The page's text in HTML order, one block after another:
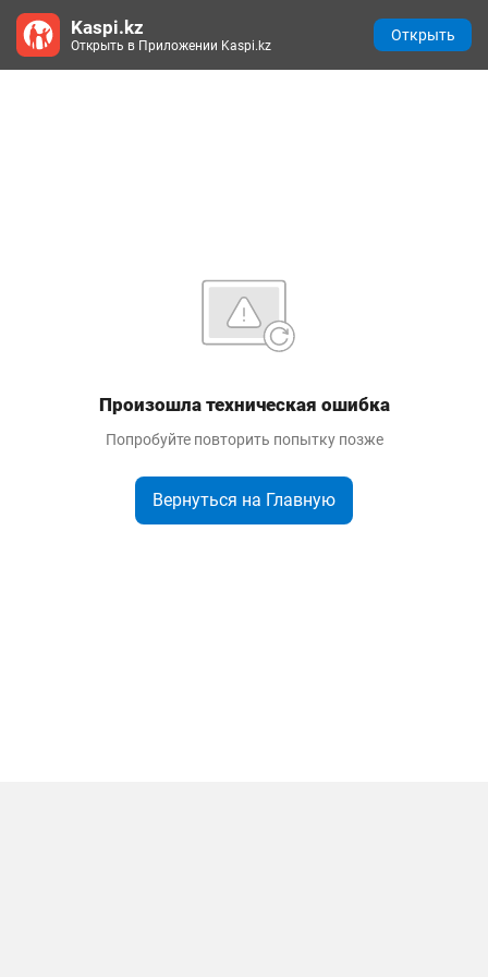
Произошла техническая ошибка
Попробуйте повторить попытку позже
Вернуться на Главную
Kaspi.kz
Открыть в Приложении Kaspi.kz
Открыть